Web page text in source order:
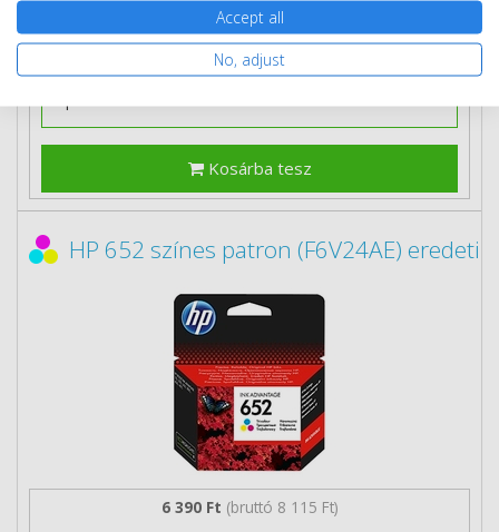
Ingyenes szállítás
Kosárba tesz
HP 652 színes patron (F6V24AE) eredeti
6 390 Ft (bruttó 8 115 Ft)
Accept all
No, adjust